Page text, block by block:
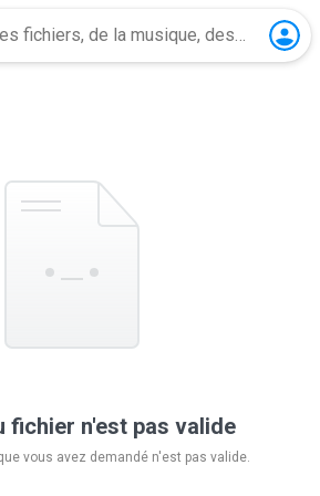
fichier n'est pas valide
vous avez demandé n'est pas valide.